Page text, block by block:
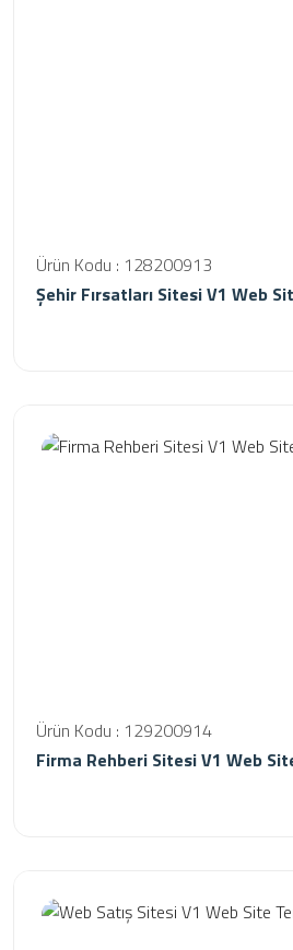
Ürün Kodu : 128200913
Şehir Fırsatları Sitesi V1 Web
Ürün Kodu : 129200914
Firma Rehberi Sitesi V1 Web